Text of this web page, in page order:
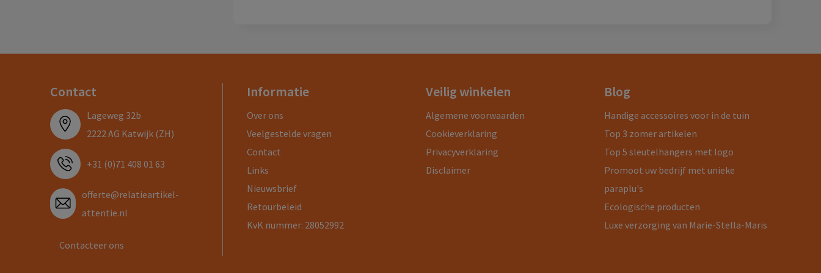
Contact
Lageweg 32b
2222 AG Katwijk (ZH)
+31 (0)71 408 01 63
offerte@relatieartikel-
attentie.nl
Contacteer ons
Informatie
Over ons
Veelgestelde vragen
Contact
Links
Nieuwsbrief
Retourbeleid
KvK nummer: 28052992
Veilig winkelen
Algemene voorwaarden
Cookieverklaring
Privacyverklaring
Disclaimer
Blog
Handige accessoires voor in de tuin
Top 3 zomer artikelen
Top 5 sleutelhangers met logo
Promoot uw bedrijf met unieke
paraplu's
Ecologische producten
Luxe verzorging van Marie-Stella-Maris